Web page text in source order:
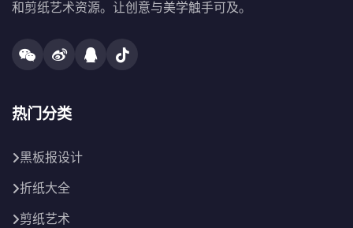
和剪纸艺术资源。让创意与美学触手可及。
热门分类
黑板报设计
折纸大全
剪纸艺术